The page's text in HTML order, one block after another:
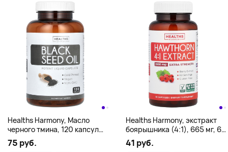
Healths Harmony, Масло
черного тмина, 120 капсул
(500 мг на капсулу)
75 руб.
Healths Harmony, экстракт
боярышника (4:1), 665 мг, 60
капсул
41 руб.